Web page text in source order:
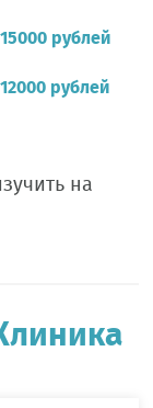
15000 рублей
12000 рублей
на